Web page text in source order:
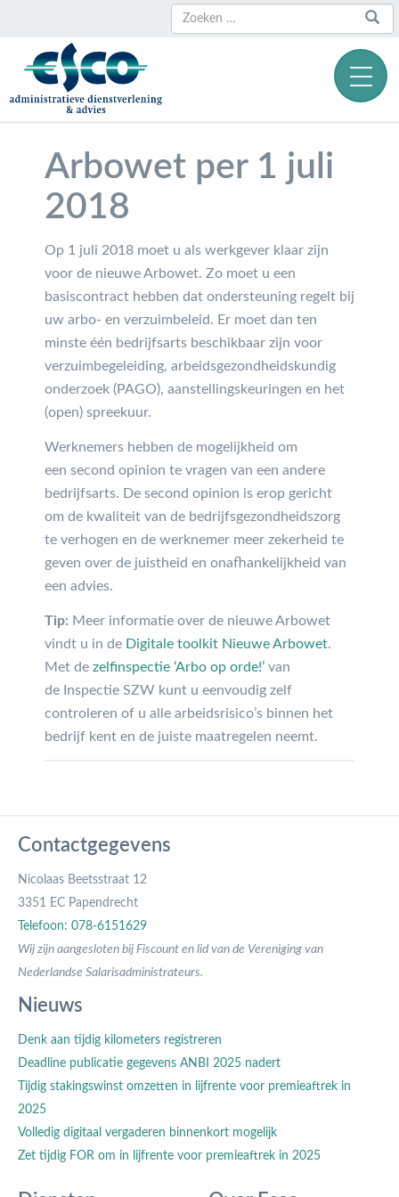
Zoeken
Zoeken
naar:
Arbowet per 1 juli
2018
Op 1 juli 2018 moet u als werkgever klaar zijn
voor de nieuwe Arbowet. Zo moet u een
basiscontract hebben dat ondersteuning regelt bij
uw arbo- en verzuimbeleid. Er moet dan ten
minste één bedrijfsarts beschikbaar zijn voor
verzuimbegeleiding, arbeidsgezondheidskundig
onderzoek (PAGO), aanstellingskeuringen en het
(open) spreekuur.
Werknemers hebben de mogelijkheid om
een second opinion te vragen van een andere
bedrijfsarts. De second opinion is erop gericht
om de kwaliteit van de bedrijfsgezondheidszorg
te verhogen en de werknemer meer zekerheid te
geven over de juistheid en onafhankelijkheid van
een advies.
Tip: Meer informatie over de nieuwe Arbowet
vindt u in de Digitale toolkit Nieuwe Arbowet.
Met de zelfinspectie ‘Arbo op orde!’ van
de Inspectie SZW kunt u eenvoudig zelf
controleren of u alle arbeidsrisico’s binnen het
bedrijf kent en de juiste maatregelen neemt.
Contactgegevens
Nicolaas Beetsstraat 12
3351 EC Papendrecht
Telefoon: 078-6151629
Wij zijn aangesloten bij Fiscount en lid van de Vereniging van
Nederlandse Salarisadministrateurs.
Nieuws
Denk aan tijdig kilometers registreren
Deadline publicatie gegevens ANBI 2025 nadert
Tijdig stakingswinst omzetten in lijfrente voor premieaftrek in
2025
Volledig digitaal vergaderen binnenkort mogelijk
Zet tijdig FOR om in lijfrente voor premieaftrek in 2025